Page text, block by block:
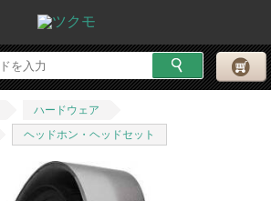
ハードウェア
ヘッドホン・ヘッドセット